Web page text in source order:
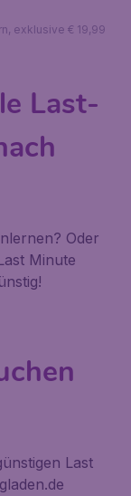
exklusive € 19,99
Last-
Oder
Minute
Last